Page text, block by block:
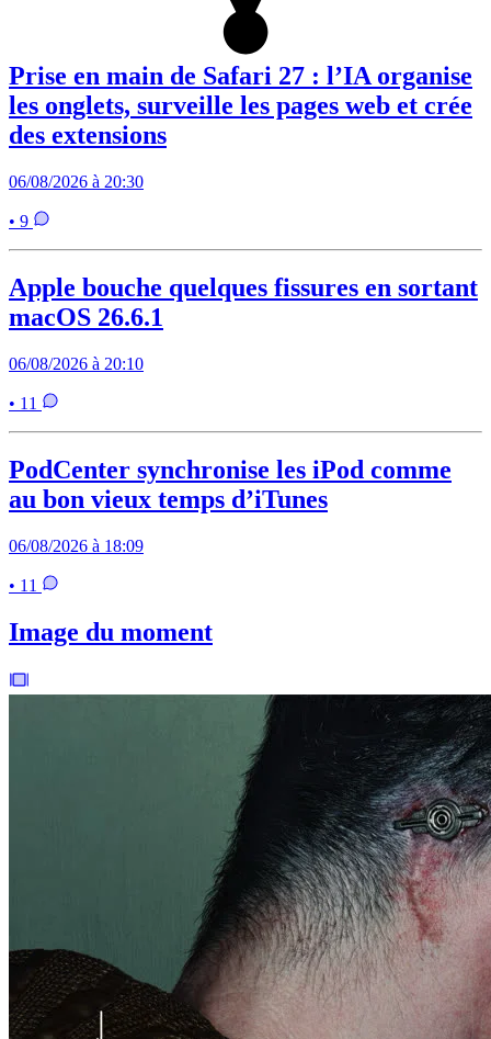
Prise en main de Safari 27 : l’IA organise
les onglets, surveille les pages web et crée
des extensions
06/08/2026 à 20:30
• 9
Apple bouche quelques fissures en sortant
macOS 26.6.1
06/08/2026 à 20:10
• 11
PodCenter synchronise les iPod comme
au bon vieux temps d’iTunes
06/08/2026 à 18:09
• 11
Image du moment